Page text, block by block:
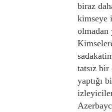
biraz
kimseye
olmadan
tatsız
yaptığı